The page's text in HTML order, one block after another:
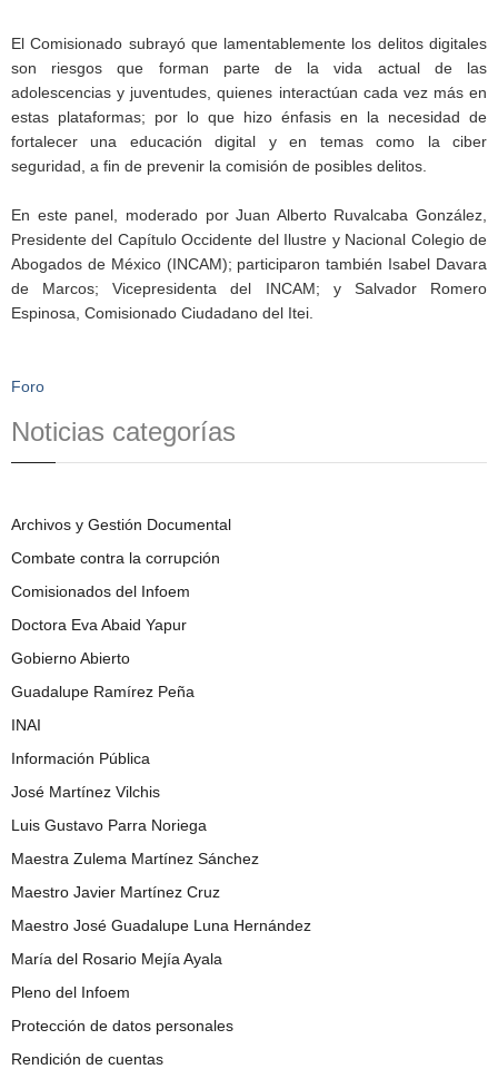
El Comisionado subrayó que lamentablemente los delitos digitales
son riesgos que forman parte de la vida actual de las
adolescencias y juventudes, quienes interactúan cada vez más en
estas plataformas; por lo que hizo énfasis en la necesidad de
fortalecer una educación digital y en temas como la ciber
seguridad, a fin de prevenir la comisión de posibles delitos.
En este panel, moderado por Juan Alberto Ruvalcaba González,
Presidente del Capítulo Occidente del Ilustre y Nacional Colegio de
Abogados de México (INCAM); participaron también Isabel Davara
de Marcos; Vicepresidenta del INCAM; y Salvador Romero
Espinosa, Comisionado Ciudadano del Itei.
Foro
Noticias categorías
Archivos y Gestión Documental
Combate contra la corrupción
Comisionados del Infoem
Doctora Eva Abaid Yapur
Gobierno Abierto
Guadalupe Ramírez Peña
INAI
Información Pública
José Martínez Vilchis
Luis Gustavo Parra Noriega
Maestra Zulema Martínez Sánchez
Maestro Javier Martínez Cruz
Maestro José Guadalupe Luna Hernández
María del Rosario Mejía Ayala
Pleno del Infoem
Protección de datos personales
Rendición de cuentas